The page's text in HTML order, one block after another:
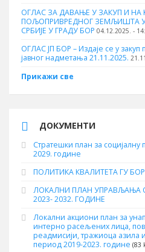
ОГЛАС ЗА ДАВАЊЕ У ЗАКУП И
ПОЉОПРИВРЕДНОГ ЗЕМЉИШТА У
СРБИЈЕ У ГРАДУ БОР 04.12.2025. -
ОГЛАС ЈП БОР – Издаје се у закуп
јавног надметања 21.11.2025.
Прикажи све
ДОКУМЕНТИ
Стратешки план за социјалну
2029. године
ПОЛИТИКА КВАЛИТЕТА ГУ БОР
ЛОКАЛНИ ПЛАН УПРАВЉАЊА
2023- 2032. ГОДИНЕ
Локални акциони план за
интерно расељених лица,
реадмисији, тражиоца азила
период 2019-2023. године (83